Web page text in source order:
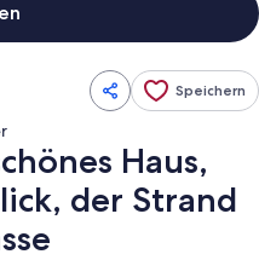
Speichern
Haus,
der Strand